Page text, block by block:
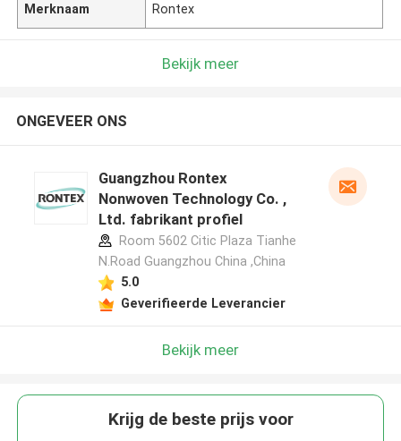
Merknaam Rontex
Bekijk meer
ONGEVEER ONS
Guangzhou Rontex
Nonwoven Technology Co. ,
Ltd. fabrikant profiel
Room 5602 Citic Plaza Tianhe
N.Road Guangzhou China ,China
5.0
Geverifieerde Leverancier
Bekijk meer
Krijg de beste prijs voor